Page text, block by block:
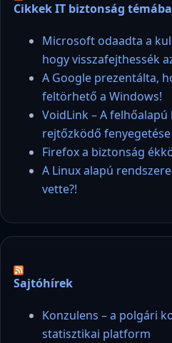
Cikkek IT biztonság
Microsoft odaadta a
hogy visszafejthessék
A Google prezentálta,
feltörhető a Windows!
VoidLink – A
rejtőzködő fenyegetése
Firefox a biztonság
A Linux alapú
vette?!
Sajtóhírek
Konzulens – a polgári
statisztikai platform